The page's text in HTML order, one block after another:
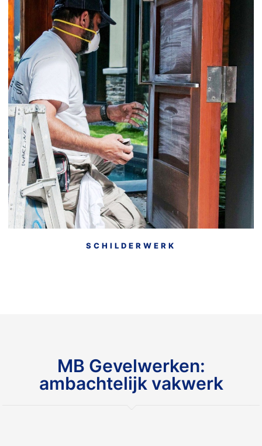
• Binnen- en buitenschilderwerk
• Traditioneel schilderwerk
• Kozijnrestauratie
• Timmerwerken
• Herstel van houtrot
• Kozijnreparatie
• Onderhoudsplan lange termijn
• Spuitwerk
SCHILDERWERK
MB Gevelwerken:
ambachtelijk vakwerk